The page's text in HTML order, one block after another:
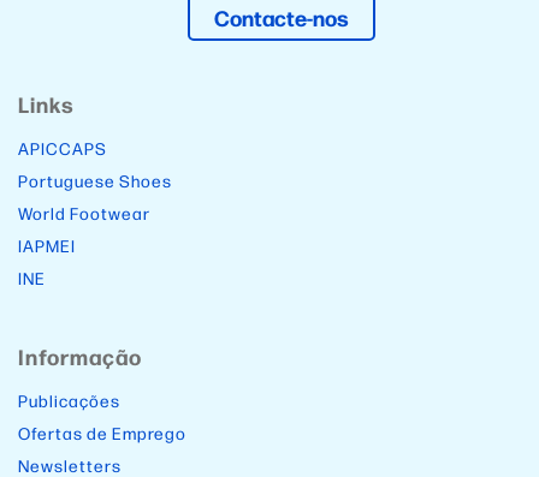
Contacte-nos
Links
APICCAPS
Portuguese Shoes
World Footwear
IAPMEI
INE
Informação
Publicações
Ofertas de Emprego
Newsletters